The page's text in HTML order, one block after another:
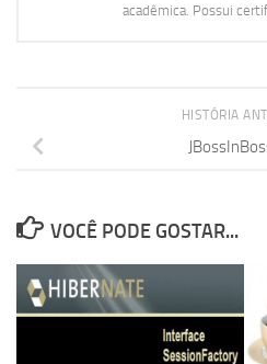
acadêmica. Possui
HISTÓRIA
VOCÊ PODE GOSTAR...